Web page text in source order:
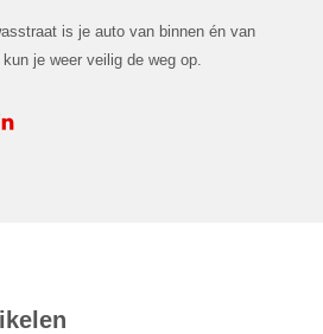
is je auto van binnen én van
je weer veilig de weg op.